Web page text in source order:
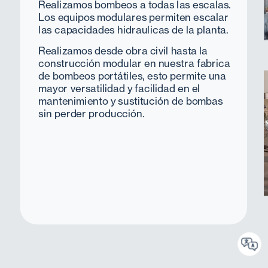
Realizamos bombeos a todas las escalas.
Los equipos modulares permiten escalar
las capacidades hidraulicas de la planta.
Realizamos desde obra civil hasta la
construcción modular en nuestra fabrica
de bombeos portátiles, esto permite una
mayor versatilidad y facilidad en el
mantenimiento y sustitución de bombas
sin perder producción.